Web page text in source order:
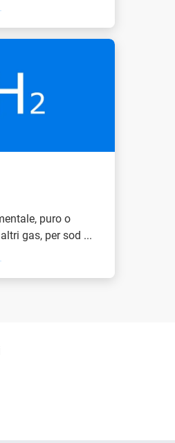
puro o
gas, per sod ...